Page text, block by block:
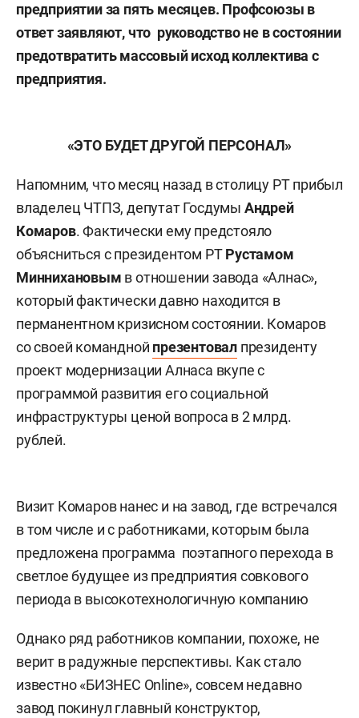
предприятии за пять месяцев. Профсоюзы в
ответ заявляют, что руководство не в состоянии
предотвратить массовый исход коллектива с
предприятия.
«ЭТО БУДЕТ ДРУГОЙ ПЕРСОНАЛ»
Напомним, что месяц назад в столицу РТ прибыл
владелец ЧТПЗ, депутат Госдумы Андрей
Комаров. Фактически ему предстояло
объясниться с президентом РТРустамом
Миннихановым в отношении завода «Алнас»,
который фактически давно находится в
перманентном кризисном состоянии. Комаров
со своей командной презентовал президенту
проект модернизации Алнаса вкупе с
программой развития его социальной
инфраструктуры ценой вопроса в 2 млрд.
рублей.
Визит Комаров нанес и на завод, где встречался
в том числе и с работниками, которым была
предложена программа поэтапного перехода в
светлое будущее из предприятия совкового
периода в высокотехнологичную компанию
Однако ряд работников компании, похоже, не
верит в радужные перспективы. Как стало
известно «БИЗНЕС Online», совсем недавно
завод покинул главный конструктор,